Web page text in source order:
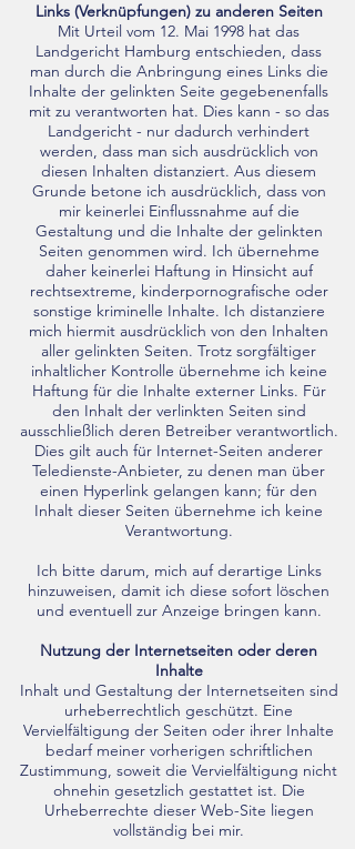
Links (Verknüpfungen) zu anderen Seiten
Mit Urteil vom 12. Mai 1998 hat das
Landgericht Hamburg entschieden, dass
man durch die Anbringung eines Links die
Inhalte der gelinkten Seite gegebenenfalls
mit zu verantworten hat. Dies kann - so das
Landgericht - nur dadurch verhindert
werden, dass man sich ausdrücklich von
diesen Inhalten distanziert. Aus diesem
Grunde betone ich ausdrücklich, dass von
mir keinerlei Einflussnahme auf die
Gestaltung und die Inhalte der gelinkten
Seiten genommen wird. Ich übernehme
daher keinerlei Haftung in Hinsicht auf
rechtsextreme, kinderpornografische oder
sonstige kriminelle Inhalte. Ich distanziere
mich hiermit ausdrücklich von den Inhalten
aller gelinkten Seiten. Trotz sorgfältiger
inhaltlicher Kontrolle übernehme ich keine
Haftung für die Inhalte externer Links. Für
den Inhalt der verlinkten Seiten sind
ausschließlich deren Betreiber verantwortlich.
Dies gilt auch für Internet-Seiten anderer
Teledienste-Anbieter, zu denen man über
einen Hyperlink gelangen kann; für den
Inhalt dieser Seiten übernehme ich keine
Verantwortung.
Ich bitte darum, mich auf derartige Links
hinzuweisen, damit ich diese sofort löschen
und eventuell zur Anzeige bringen kann.
Nutzung der Internetseiten oder deren
Inhalte
Inhalt und Gestaltung der Internetseiten sind
urheberrechtlich geschützt. Eine
Vervielfältigung der Seiten oder ihrer Inhalte
bedarf meiner vorherigen schriftlichen
Zustimmung, soweit die Vervielfältigung nicht
ohnehin gesetzlich gestattet ist. Die
Urheberrechte dieser Web-Site liegen
vollständig bei mir.